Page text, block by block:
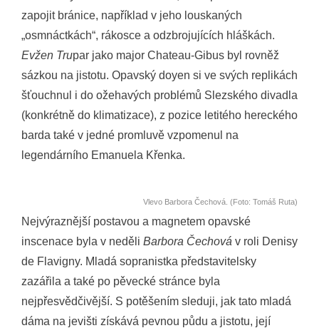
zapojit bránice, například v jeho louskaných
„osmnáctkách“, rákosce a odzbrojujících hláškách.
Evžen Trupar jako major Chateau-Gibus byl rovněž
sázkou na jistotu. Opavský doyen si ve svých replikách
šťouchnul i do ožehavých problémů Slezského divadla
(konkrétně do klimatizace), z pozice letitého hereckého
barda také v jedné promluvě vzpomenul na
legendárního Emanuela Křenka.
Vlevo Barbora Čechová. (Foto: Tomáš Ruta)
Nejvýraznější postavou a magnetem opavské
inscenace byla v neděli Barbora Čechová v roli Denisy
de Flavigny. Mladá sopranistka představitelsky
zazářila a také po pěvecké stránce byla
nejpřesvědčivější. S potěšením sleduji, jak tato mladá
dáma na jevišti získává pevnou půdu a jistotu, její